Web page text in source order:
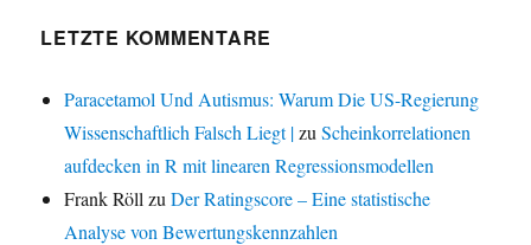
LETZTE KOMMENTARE
Paracetamol Und Autismus: Warum Die US-Regierung
Wissenschaftlich Falsch Liegt |zuScheinkorrelationen
aufdecken in R mit linearen Regressionsmodellen
Frank Röll zuDer Ratingscore – Eine statistische
Analyse von Bewertungskennzahlen